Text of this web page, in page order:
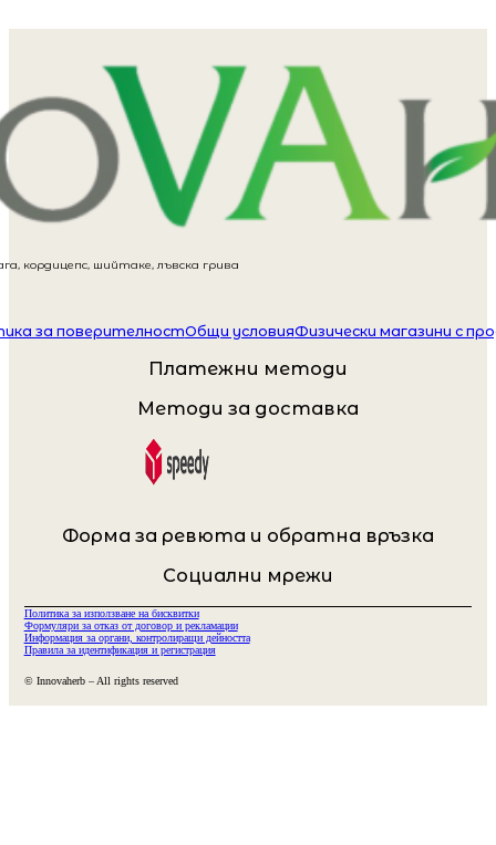
кордицепс, шийтаке, лъвска грива
за поверителностОбщи условияФизически магазини с
Платежни методи
Методи за доставка
Форма за ревюта и обратна връзка
Социални мрежи
Политика за използване на бисквитки
Формуляри за отказ от договор и рекламации
Информация за органи, контролиращи дейността
Правила за идентификация и регистрация
© Innovaherb – All rights reserved